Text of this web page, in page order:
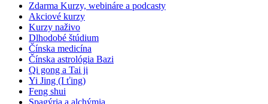
Zdarma Kurzy, webináre a podcasty
Akciové kurzy
Kurzy naživo
Dlhodobé štúdium
Čínska medicína
Čínska astrológia Bazi
Qi gong a Tai ji
Yi Jing (I ťing)
Feng shui
Spagýria a alchýmia